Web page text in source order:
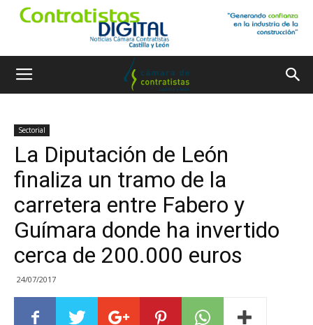
Sectorial
La Diputación de León
finaliza un tramo de la
carretera entre Fabero y
Guímara donde ha invertido
cerca de 200.000 euros
24/07/2017